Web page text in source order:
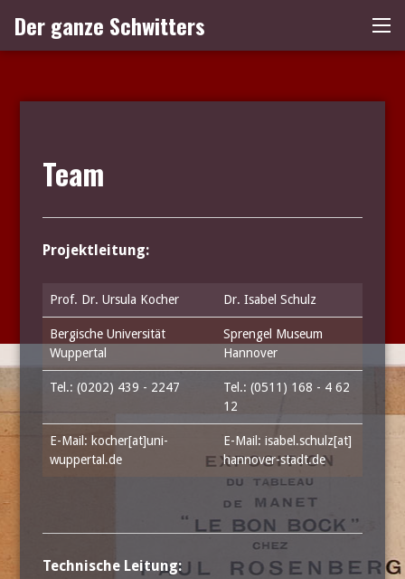
Inhalt
springen
Der ganze Schwitters
Team
Projektleitung:
Prof. Dr. Ursula Kocher Dr. Isabel Schulz
Bergische Universität
Wuppertal
Sprengel Museum
Hannover
Tel.: (0202) 439 - 2247
Tel.: (0511) 168 - 4 62
12
E-Mail: kocher[at]uni-
wuppertal.de
E-Mail: isabel.schulz[at]
hannover-stadt.de
Technische Leitung: